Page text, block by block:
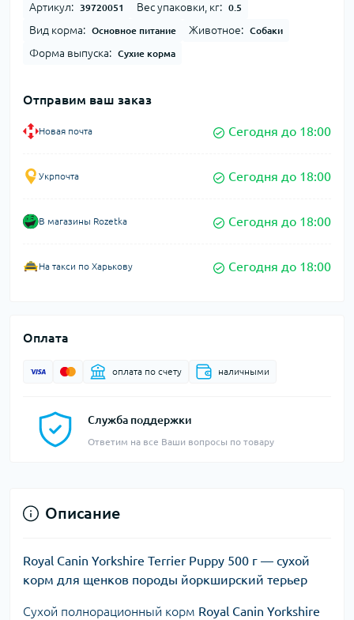
Артикул: 39720051 Вес упаковки, кг: 0.5
Вид корма: Основное питание Животное: Собаки
Форма выпуска: Сухие корма
Отправим ваш заказ
Новая почта Сегодня до 18:00
Укрпочта Сегодня до 18:00
В магазины Rozetka Сегодня до 18:00
На такси по Харькову Сегодня до 18:00
Оплата
оплата по счету наличными
Служба поддержки
Ответим на все Ваши вопросы по товару
Описание
Royal Canin Yorkshire Terrier Puppy 500 г — сухой
корм для щенков породы йоркширский терьер
Сухой полнорационный корм Royal Canin Yorkshire